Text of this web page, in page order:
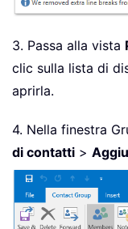
3. Passa alla vista
clic sulla lista di
aprirla.
4. Nella finestra
di contatti >